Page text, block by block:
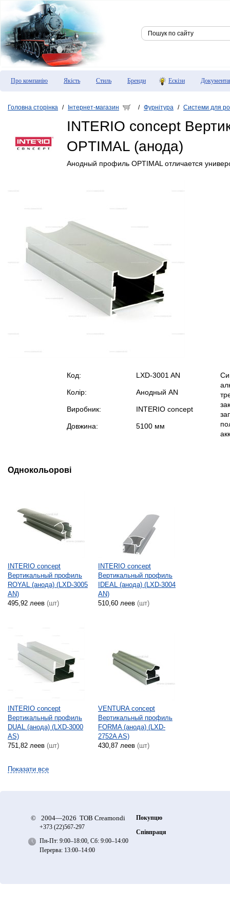
Про компанію Якість Стиль Бренди Ескізи
Головна сторінка / Інтернет-магазин / Фурнітура / Системи для
INTERIO concept
OPTIMAL (анода)
Анодный профиль OPTIMAL отличается
Код: LXD-3001 AN
Колір: Анодный AN
Виробник: INTERIO concept
Довжина: 5100 мм
Однокольорові
INTERIO concept
Вертикальный профиль
ROYAL (анода) (LXD-3005
AN)
495,92 леев (шт)
INTERIO concept
Вертикальный профиль
IDEAL (анода) (LXD-3004
AN)
510,60 леев (шт)
INTERIO concept
Вертикальный профиль
DUAL (анода) (LXD-3000
AS)
751,82 леев (шт)
VENTURA concept
Вертикальный профиль
FORMA (анода) (LXD-
2752A AS)
430,87 леев (шт)
Показати все
© 2004—2026 ТОВ Creamondi
+373 (22)567-297
Пн-Пт: 9:00–18:00, Сб: 9:00–14:00
Перерва: 13:00–14:00
Покупцю
Співпраця